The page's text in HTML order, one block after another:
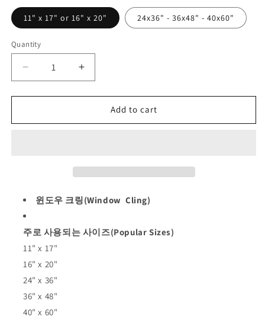
11" x 17" or 16" x 20" 24x36" - 36x48" - 40x60"
Quantity
Quantity
Decrease
quantity
for
도
8
mil
White
Static
Cling
Vinyl
Increase
quantity
for
도
링
(Window
8
White
Add to cart
윈도우 크링(Window Cling)
주로 사용되는 사이즈(Popular Sizes)
11" x 17"
16" x 20"
24" x 36"
36" x 48"
40" x 60"